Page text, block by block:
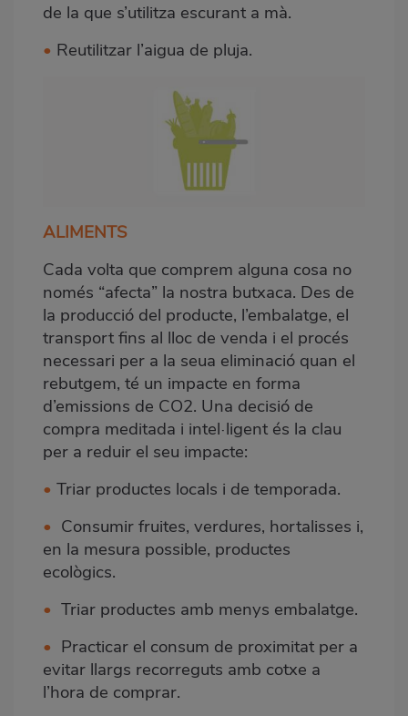
de la que s’utilitza escurant a mà.
• Reutilitzar l’aigua de pluja.
ALIMENTS
Cada volta que comprem alguna cosa no
només “afecta” la nostra butxaca. Des de
la producció del producte, l’embalatge, el
transport fins al lloc de venda i el procés
necessari per a la seua eliminació quan el
rebutgem, té un impacte en forma
d’emissions de CO2. Una decisió de
compra meditada i intel·ligent és la clau
per a reduir el seu impacte:
• Triar productes locals i de temporada.
• Consumir fruites, verdures, hortalisses i,
en la mesura possible, productes
ecològics.
• Triar productes amb menys embalatge.
• Practicar el consum de proximitat per a
evitar llargs recorreguts amb cotxe a
l’hora de comprar.